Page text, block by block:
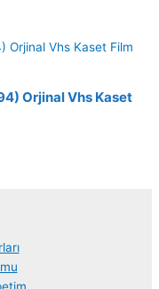
Orjinal Vhs Kaset